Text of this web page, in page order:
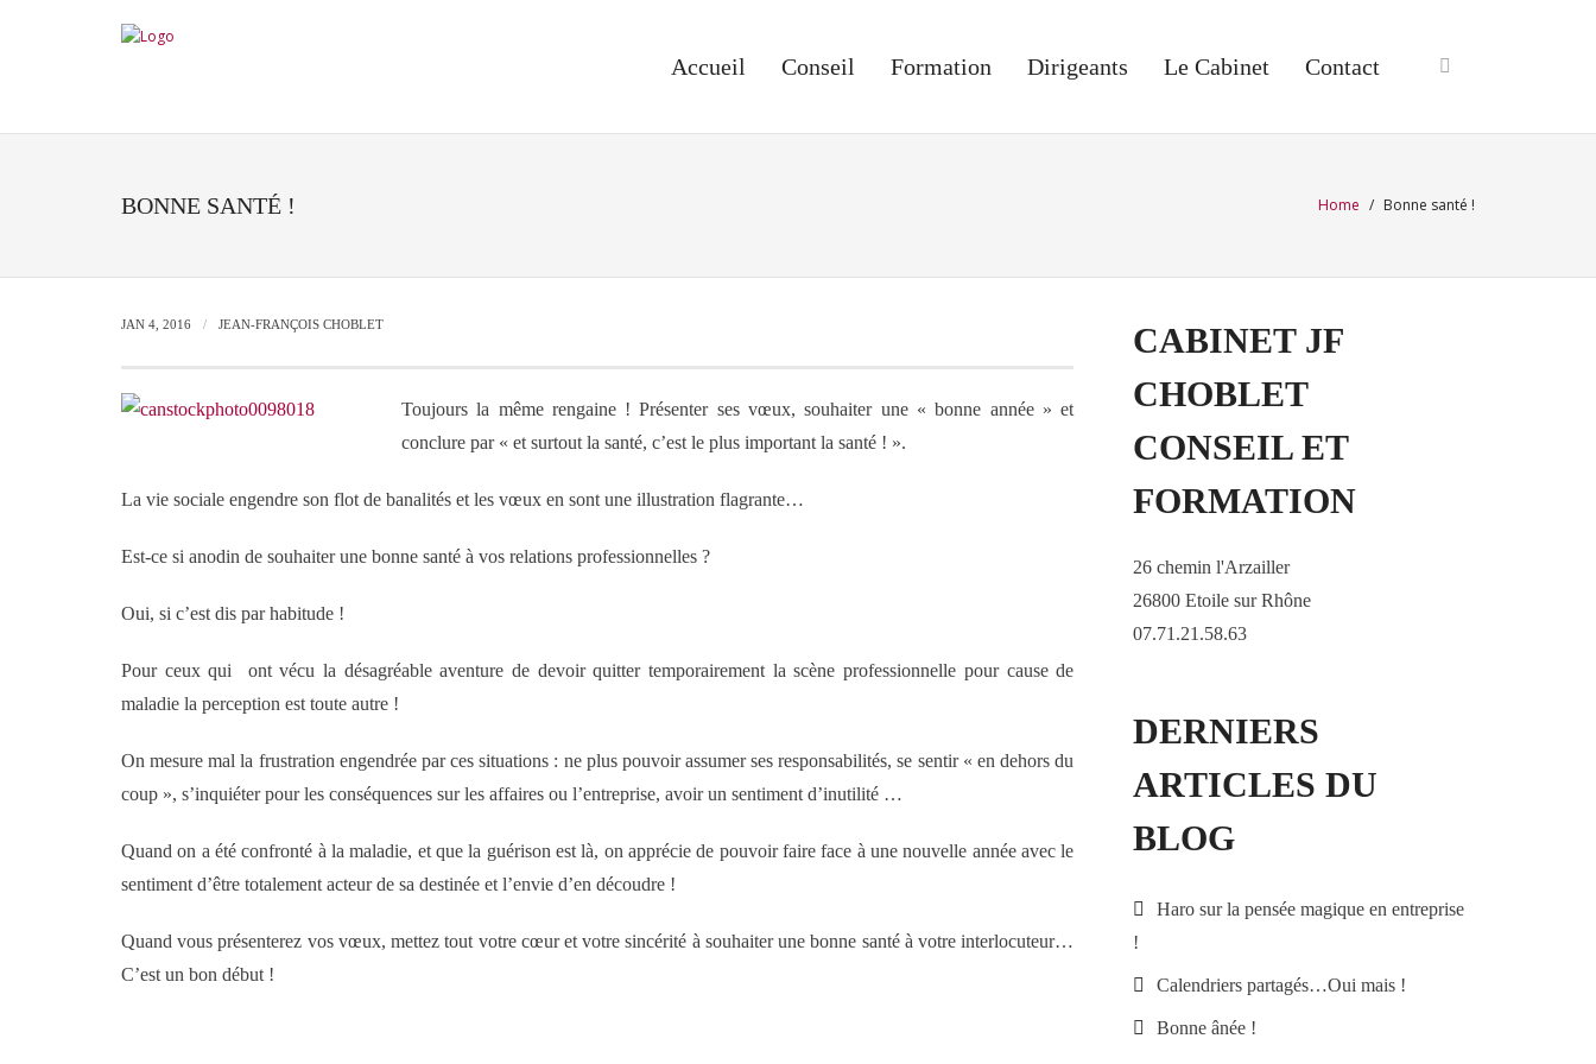
Accueil Conseil Formation Dirigeants Le Cabinet Contact
BONNE SANTÉ ! Home / Bonne santé !
JAN 4, 2016 JEAN-FRANÇOIS CHOBLET
Toujours la même rengaine ! Présenter ses vœux, souhaiter une « bonne année » et
conclure par « et surtout la santé, c’est le plus important la santé ! ».
La vie sociale engendre son flot de banalités et les vœux en sont une illustration flagrante…
Est-ce si anodin de souhaiter une bonne santé à vos relations professionnelles ?
Oui, si c’est dis par habitude !
Pour ceux qui ont vécu la désagréable aventure de devoir quitter temporairement la scène professionnelle pour cause de
maladie la perception est toute autre !
On mesure mal la frustration engendrée par ces situations : ne plus pouvoir assumer ses responsabilités, se sentir « en dehors du
coup », s’inquiéter pour les conséquences sur les affaires ou l’entreprise, avoir un sentiment d’inutilité …
Quand on a été confronté à la maladie, et que la guérison est là, on apprécie de pouvoir faire face à une nouvelle année avec le
sentiment d’être totalement acteur de sa destinée et l’envie d’en découdre !
Quand vous présenterez vos vœux, mettez tout votre cœur et votre sincérité à souhaiter une bonne santé à votre interlocuteur…
C’est un bon début !
CABINET JF
CHOBLET
CONSEIL ET
FORMATION
26 chemin l'Arzailler
26800 Etoile sur Rhône
07.71.21.58.63
DERNIERS
ARTICLES DU
BLOG
Haro sur la pensée magique en entreprise
!
Calendriers partagés…Oui mais !
Bonne ânée !